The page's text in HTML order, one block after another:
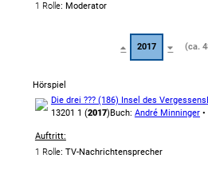
1 Rolle: Moderator
2017 (ca.
Hörspiel
Die drei ??? (186) Insel des Vergessens
13201 1 (2017)Buch: André Minninger•
Auftritt:
1 Rolle: TV-Nachrichtensprecher